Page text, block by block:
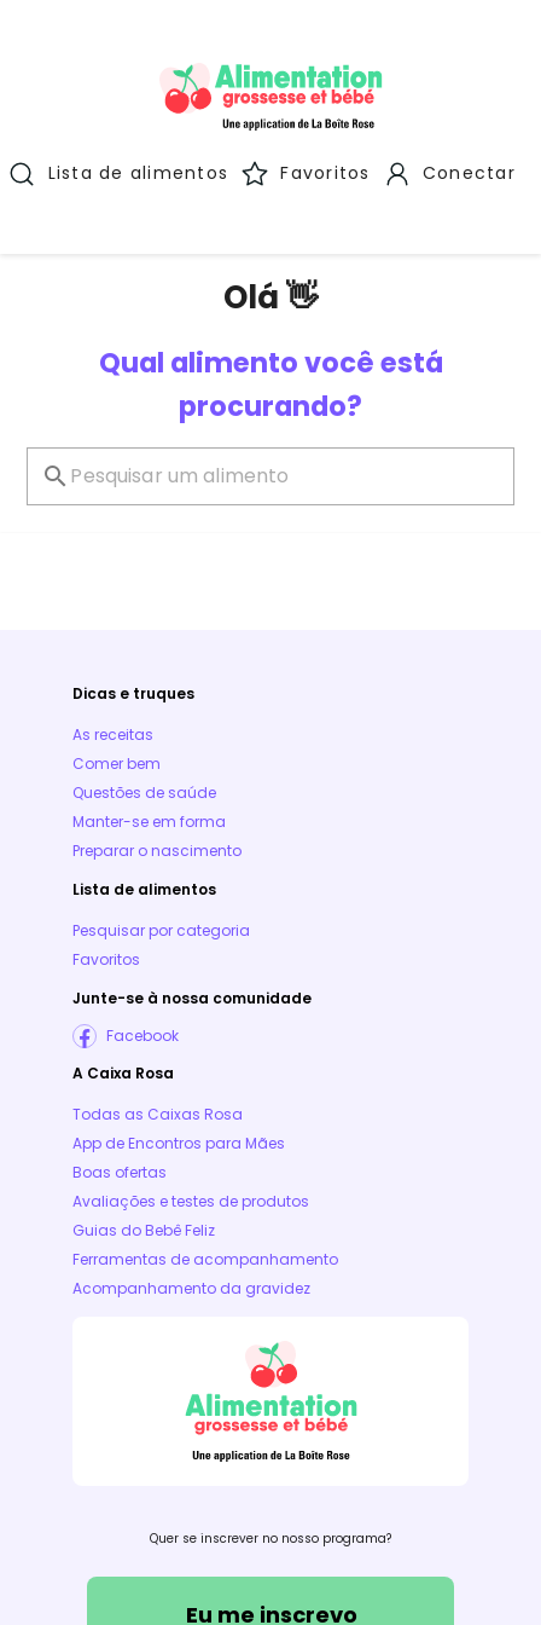
Lista de alimentos Favoritos Conectar
Olá 👋
Qual alimento você está
procurando?
Dicas e truques
As receitas
Comer bem
Questões de saúde
Manter-se em forma
Preparar o nascimento
Lista de alimentos
Pesquisar por categoria
Favoritos
Junte-se à nossa comunidade
Facebook
A Caixa Rosa
Todas as Caixas Rosa
App de Encontros para Mães
Boas ofertas
Avaliações e testes de produtos
Guias do Bebê Feliz
Ferramentas de acompanhamento
Acompanhamento da gravidez
Quer se inscrever no nosso programa?
Eu me inscrevo